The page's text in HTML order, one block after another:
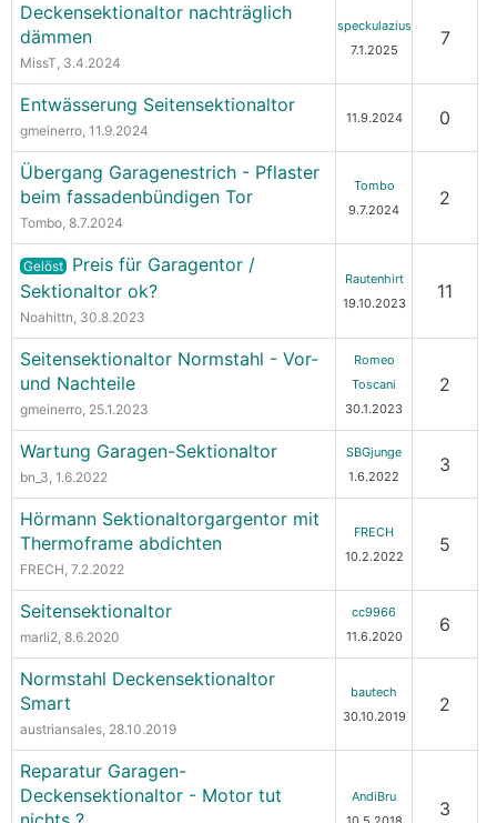
Deckensektionaltor nachträglich
dämmen
MissT, 3.4.2024
speckulazius
7.1.2025
7
Entwässerung Seitensektionaltor
gmeinerro, 11.9.2024
11.9.2024 0
Übergang Garagenestrich - Pflaster
beim fassadenbündigen Tor
Tombo, 8.7.2024
Tombo
9.7.2024
2
Gelöst Preis für Garagentor /
Sektionaltor ok?
Noahittn, 30.8.2023
Rautenhirt
19.10.2023
11
Seitensektionaltor Normstahl - Vor-
und Nachteile
gmeinerro, 25.1.2023
Romeo
Toscani
30.1.2023
2
Wartung Garagen-Sektionaltor
bn_3, 1.6.2022
SBGjunge
1.6.2022
3
Hörmann Sektionaltorgargentor mit
Thermoframe abdichten
FRECH, 7.2.2022
FRECH
10.2.2022
5
Seitensektionaltor
marli2, 8.6.2020
cc9966
11.6.2020
6
Normstahl Deckensektionaltor
Smart
austriansales, 28.10.2019
bautech
30.10.2019
2
Reparatur Garagen-
Deckensektionaltor - Motor tut
AndiBru
3